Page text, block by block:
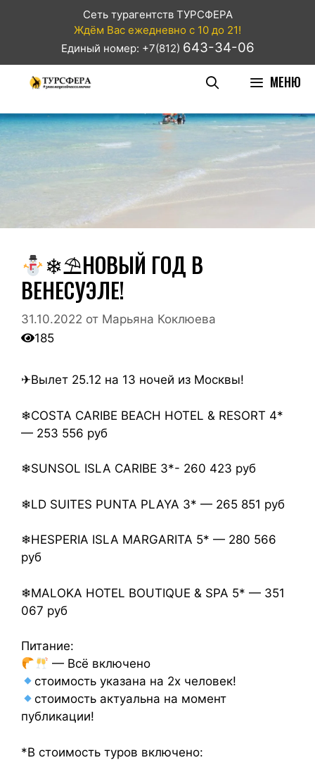
Сеть турагентств ТУРСФЕРА
Ждём Вас ежедневно с 10 до 21!
Единый номер: +7(812) 643-34-06
МЕНЮ
❄⛱НОВЫЙ ГОД В
ВЕНЕСУЭЛЕ!
31.10.2022 от Марьяна Коклюева
185
✈Вылет 25.12 на 13 ночей из Москвы!
❄COSTA CARIBE BEACH HOTEL & RESORT 4*
— 253 556 руб
❄SUNSOL ISLA CARIBE 3*- 260 423 руб
❄LD SUITES PUNTA PLAYA 3* — 265 851 руб
❄HESPERIA ISLA MARGARITA 5* — 280 566
руб
❄MALOKA HOTEL BOUTIQUE & SPA 5* — 351
067 руб
Питание:
— Всё включено
стоимость указана на 2х человек!
стоимость актуальна на момент
публикации!
*В стоимость туров включено: